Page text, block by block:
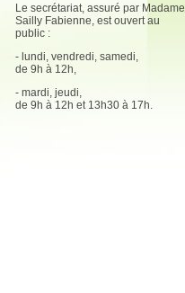
Le secrétariat, assuré par Madame
Sailly Fabienne, est ouvert au
public :
- lundi, vendredi, samedi,
de 9h à 12h,
- mardi, jeudi,
de 9h à 12h et 13h30 à 17h.